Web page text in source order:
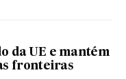
da UE e mantém
fronteiras